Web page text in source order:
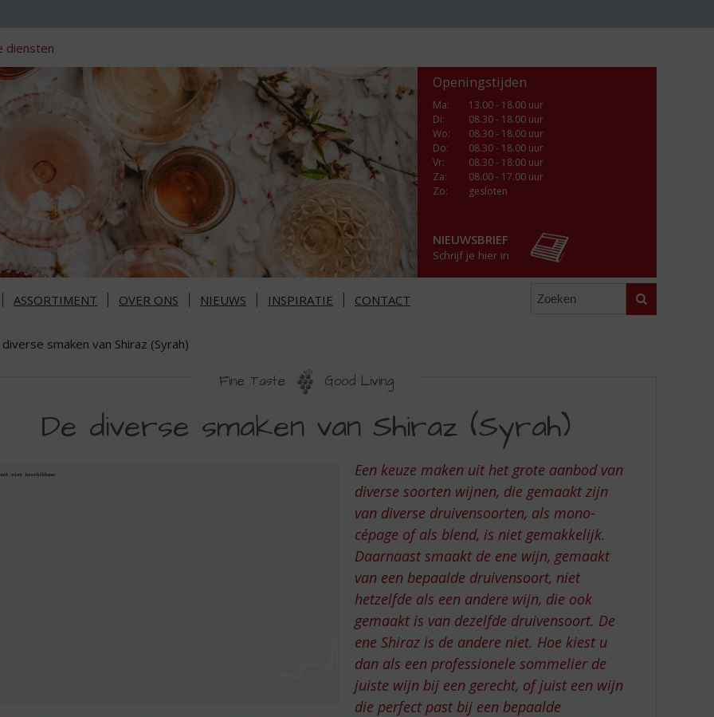
diensten
Openingstijden
Ma:
13.00 - 18.00 uur
Di:
08.30 - 18.00 uur
Wo:
08.30 - 18.00 uur
Do:
08.30 - 18.00 uur
Vr:
08.30 - 18:00 uur
Za:
08.00 - 17.00 uur
Zo:
gesloten
NIEUWSBRIEF
Schrijf je hier in
ASSORTIMENT OVER ONS NIEUWS INSPIRATIE CONTACT Zoeken
diverse smaken van Shiraz (Syrah)
Fine Taste Good Living
De diverse smaken van Shiraz (Syrah)
Een keuze maken uit het grote aanbod van
diverse soorten wijnen, die gemaakt zijn
van diverse druivensoorten, als mono-
cépage of als blend, is niet gemakkelijk.
Daarnaast smaakt de ene wijn, gemaakt
van een bepaalde druivensoort, niet
hetzelfde als een andere wijn, die ook
gemaakt is van dezelfde druivensoort. De
ene Shiraz is de andere niet. Hoe kiest u
dan als een professionele sommelier de
juiste wijn bij een gerecht, of juist een wijn
die perfect past bij een bepaalde